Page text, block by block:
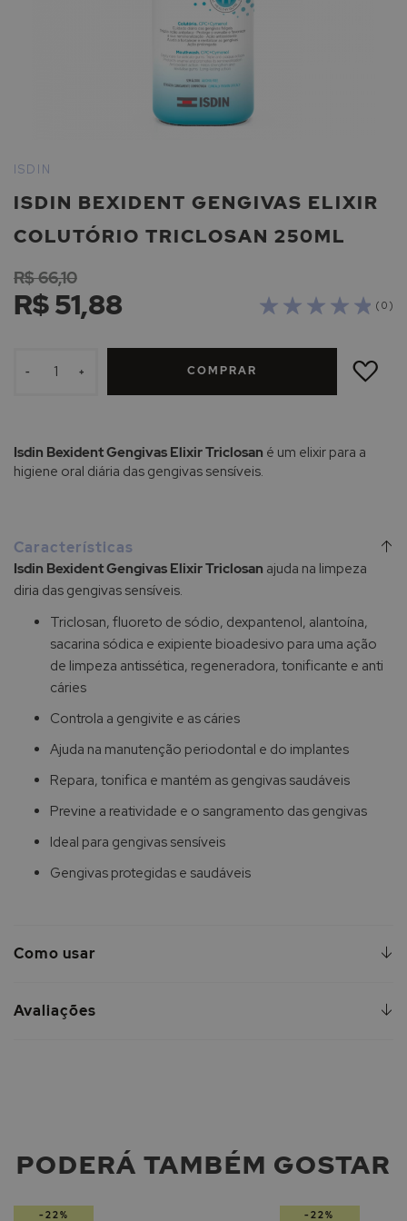
para
início
Galeria
imagens
ISDIN BEXIDENT GENGIVAS ELIXIR
COLUTÓRIO TRICLOSAN 250ML
ISDIN
( 0 )
R$ 51,88
R$ 66,10
- + COMPRAR
ADICIONAR
LISTA
Isdin Bexident Gengivas Elixir Triclosan é um elixir para a
higiene oral diária das gengivas sensíveis.
Características
Isdin Bexident Gengivas Elixir Triclosan ajuda na limpeza
diria das gengivas sensíveis.
Triclosan, fluoreto de sódio, dexpantenol, alantoína,
sacarina sódica e exipiente bioadesivo para uma ação
de limpeza antissética, regeneradora, tonificante e anti
cáries
Controla a gengivite e as cáries
Ajuda na manutenção periodontal e do implantes
Repara, tonifica e mantém as gengivas saudáveis
Previne a reatividade e o sangramento das gengivas
Ideal para gengivas sensíveis
Gengivas protegidas e saudáveis
Como usar
Avaliações
PODERÁ TAMBÉM GOSTAR
-22% -22%